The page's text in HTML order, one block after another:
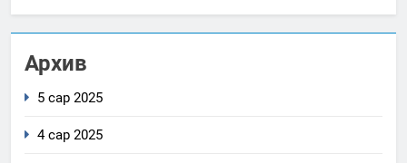
Архив
5 сар 2025
4 сар 2025